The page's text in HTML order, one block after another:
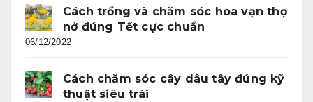
Cách trồng và chăm sóc hoa vạn thọ
nở đúng Tết cực chuẩn
06/12/2022
Cách chăm sóc cây dâu tây đúng kỹ
thuật siêu trái